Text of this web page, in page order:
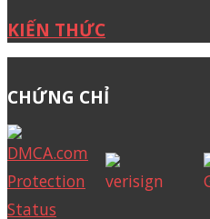
KIẾN THỨC
CHỨNG CHỈ